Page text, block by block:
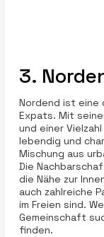
3.
Nordend ist
Expats. Mit
und einer
lebendig und
Mischung aus
Die
die Nähe zur
auch zahlreiche
im Freien sind.
Gemeinschaft
finden.